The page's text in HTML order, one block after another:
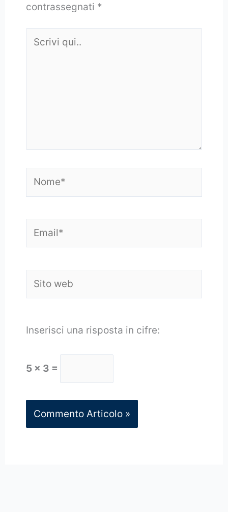
contrassegnati *
qui..
web
Inserisci una risposta in cifre:
5 × 3 =